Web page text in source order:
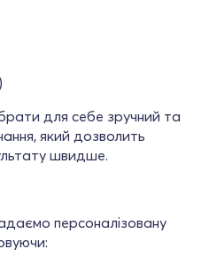
для себе зручний та
який дозволить
швидше.
персоналізовану